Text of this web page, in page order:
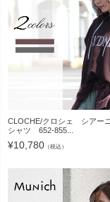
CLOCHE/クロシェ シアー
シャツ 652-855...
¥10,780 （税込）